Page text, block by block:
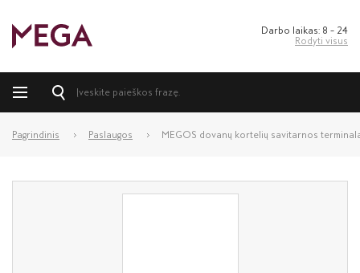
Darbo laikas: 8 – 24
Rodyti visus
Pagrindinis Paslaugos MEGOS dovanų kortelių savitarnos